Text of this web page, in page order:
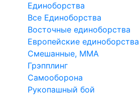
Единоборства
Все Единоборства
Восточные единоборства
Европейские единоборства
Смешанные, ММА
Грэпплинг
Самооборона
Рукопашный бой